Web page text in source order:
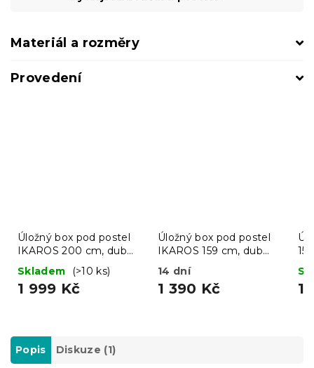
Materiál a rozměry
Provedení
Úložný box pod postel
IKAROS 200 cm, dub
sonoma
Skladem (>10 ks)
1 999 Kč
Úložný box pod postel
IKAROS 159 cm, dub
sonoma
14 dní
1 390 Kč 1
Popis Diskuze (1)